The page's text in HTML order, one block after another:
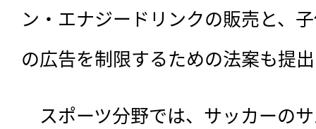
ン・エナジードリンクの販売と、
の広告を制限するための法案も提
スポーツ分野では、サッカーの